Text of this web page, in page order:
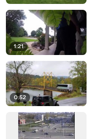
1:21
0:52